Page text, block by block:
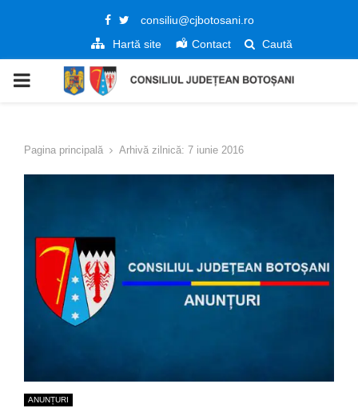
Facebook
Twitter
consiliu@cjbotosani.ro
Hartă site
Contact Caută
PRIMARY
Pagina principală Arhivă zilnică: 7 iunie 2016
ANUNȚURI